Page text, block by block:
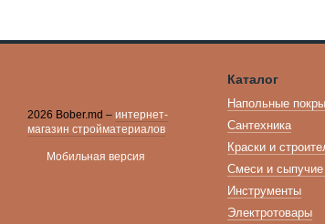
2026 Bober.md – интернет-
магазин стройматериалов
Мобильная версия
Каталог
Напольные
Сантехника
Краски и
Смеси и
Инструменты
Электротовары